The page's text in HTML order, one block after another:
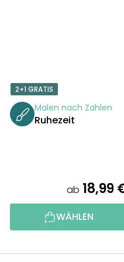
2+1 GRATIS
Malen nach Zahlen
Ruhezeit
ab 18,99
WÄHLEN